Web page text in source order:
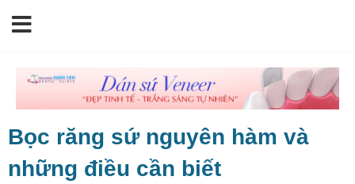
Bọc răng sứ nguyên hàm và
những điều cần biết